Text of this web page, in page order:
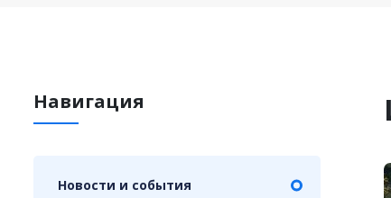
Навигация
Новости и события